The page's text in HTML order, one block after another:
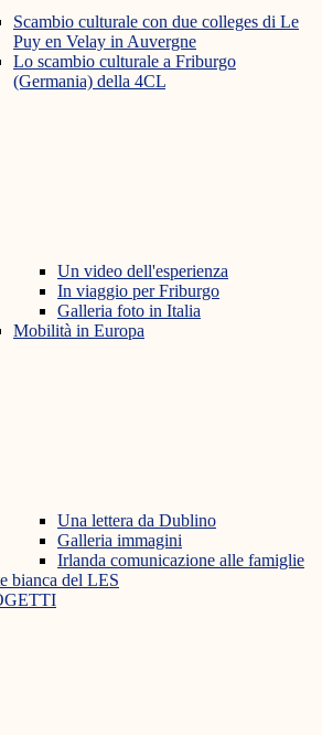
Scambio culturale con due colleges di Le
Puy en Velay in Auvergne
Lo scambio culturale a Friburgo
(Germania) della 4CL
Un video dell'esperienza
In viaggio per Friburgo
Galleria foto in Italia
Mobilità in Europa
Una lettera da Dublino
Galleria immagini
Irlanda comunicazione alle famiglie
bianca del LES